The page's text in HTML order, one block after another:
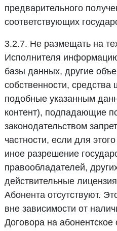
предварительного
соответствующих
3.2.7. Не размещать на
Исполнителя
базы данных, другие
собственности,
подобные указанным
контент), подпадающие
законодательством
частности, если для
иное разрешение
правообладателей,
действительные
Абонента отсутствуют.
вне зависимости от
Договора на